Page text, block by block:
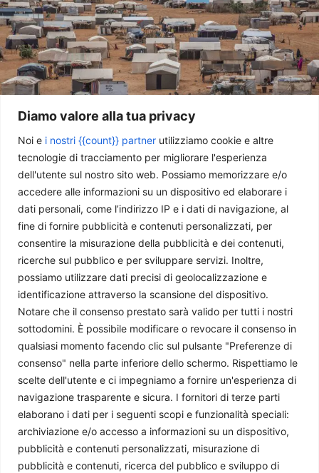
Diamo valore alla tua privacy
Noi e i nostri {{count}} partner utilizziamo cookie e altre
tecnologie di tracciamento per migliorare l'esperienza
dell'utente sul nostro sito web. Possiamo memorizzare e/o
accedere alle informazioni su un dispositivo ed elaborare i
dati personali, come l’indirizzo IP e i dati di navigazione, al
fine di fornire pubblicità e contenuti personalizzati, per
consentire la misurazione della pubblicità e dei contenuti,
ricerche sul pubblico e per sviluppare servizi. Inoltre,
possiamo utilizzare dati precisi di geolocalizzazione e
identificazione attraverso la scansione del dispositivo.
Notare che il consenso prestato sarà valido per tutti i nostri
sottodomini. È possibile modificare o revocare il consenso in
qualsiasi momento facendo clic sul pulsante "Preferenze di
consenso" nella parte inferiore dello schermo. Rispettiamo le
scelte dell'utente e ci impegniamo a fornire un'esperienza di
navigazione trasparente e sicura. I fornitori di terze parti
elaborano i dati per i seguenti scopi e funzionalità speciali:
archiviazione e/o accesso a informazioni su un dispositivo,
pubblicità e contenuti personalizzati, misurazione di
pubblicità e contenuti, ricerca del pubblico e sviluppo di
Mauritania, il campo profughi di Mbera: epicentro silenzioso
del Sahel
Fabio D'Agostino 20 Aprile 2026
Israele, ritorno alla pena capitale: sicurezza o rottura del
diritto?
Chiara Salvò - 14 Aprile 2026